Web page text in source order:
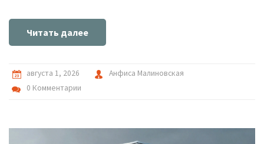
Читать далее
августа 1, 2026
Анфиса Малиновская
0 Комментарии